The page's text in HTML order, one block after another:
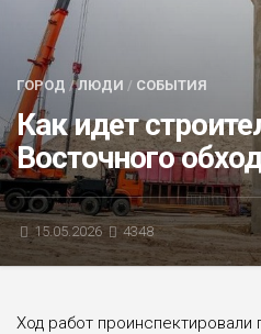
БЛИЦ-ОПРОС
АФИША
ГОРОД /ЛЮДИ / СОБЫТИЯ
Как идет
Восточного
15.05.2026 4348
Ход работ проинспектировали